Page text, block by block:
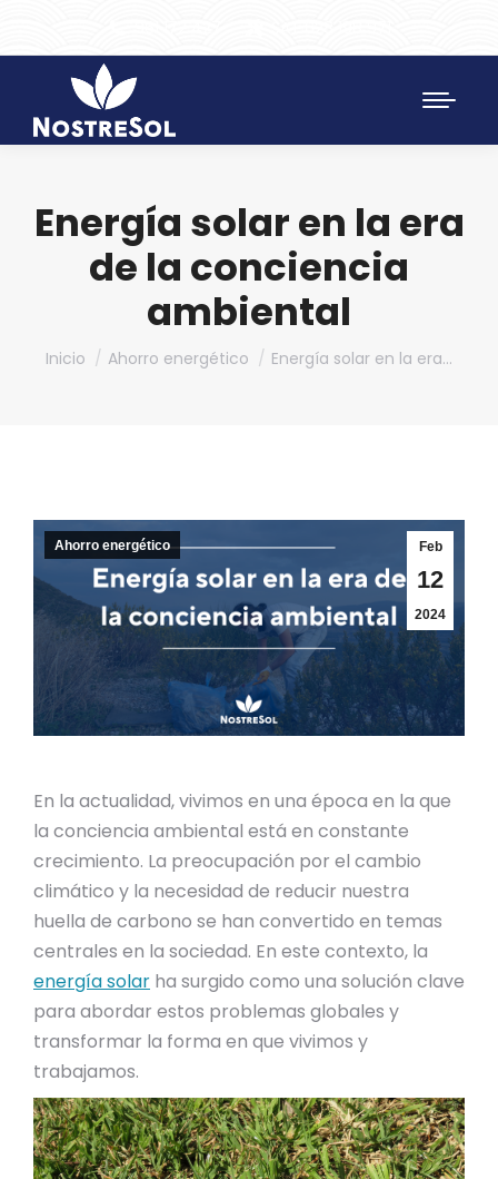
Energía solar en la era
de la conciencia
ambiental
Estás aquí:
Inicio Ahorro energético Energía solar en la era…
Feb
12
2024
Ahorro energético
En la actualidad, vivimos en una época en la que
la conciencia ambiental está en constante
crecimiento. La preocupación por el cambio
climático y la necesidad de reducir nuestra
huella de carbono se han convertido en temas
centrales en la sociedad. En este contexto, la
energía solar ha surgido como una solución clave
para abordar estos problemas globales y
transformar la forma en que vivimos y
trabajamos.